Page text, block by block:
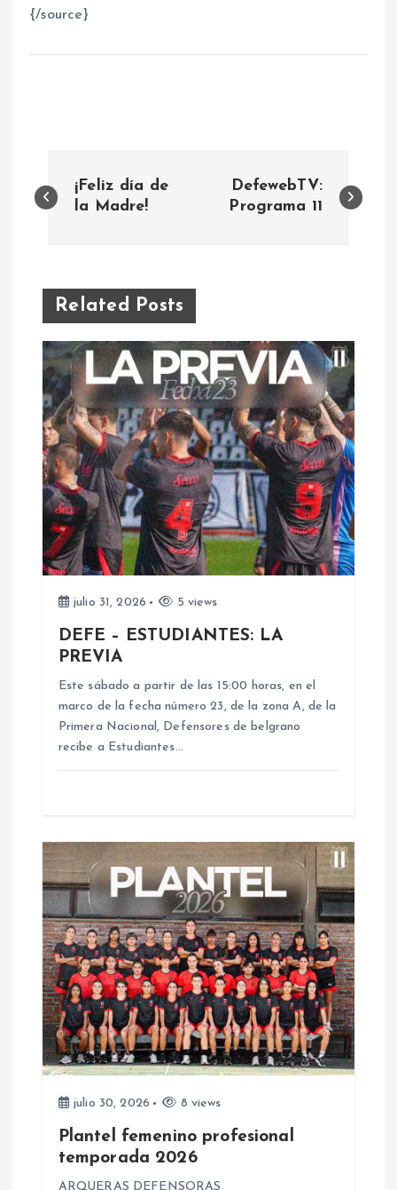
{/source}
a
g
a
c
ó
n
a
d
a
s
¡Feliz día de
la Madre!
DefewebTV:
Programa 11
Related Posts
julio 31, 2026 5 views
DEFE – ESTUDIANTES: LA
PREVIA
Este sábado a partir de las 15:00 horas, en el
marco de la fecha número 23, de la zona A, de la
Primera Nacional, Defensores de belgrano
recibe a Estudiantes…
julio 30, 2026 8 views
Plantel femenino profesional
temporada 2026
ARQUERAS DEFENSORAS